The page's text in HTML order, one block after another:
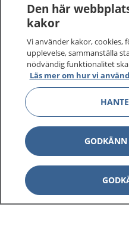
1177–tryggt om
På 1177.se får du råd
sjukdomar och vilka
Logga in för att läsa din
vårdärenden. Ring
sjukvårdsrådgivning
1177 ger dig råd när du
Den här
kakor
Vi använder kakor, cookies,
upplevelse, sammanställa
nödvändig funktionalitet
Läs mer om hur vi